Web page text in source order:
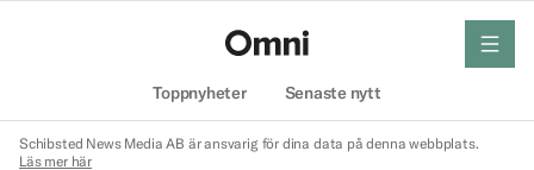
Toppnyheter Senaste nytt
meny
Schibsted News Media AB är ansvarig för dina data på denna webbplats.
Läs mer här